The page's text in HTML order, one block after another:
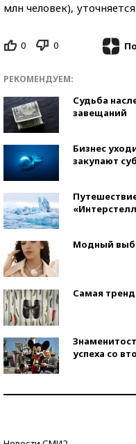
млн человек),
0 0
РЕКОМЕНДУЕМ:
Судьба
завещаний
Бизнес
закупают
Модный
Самая
успеха со